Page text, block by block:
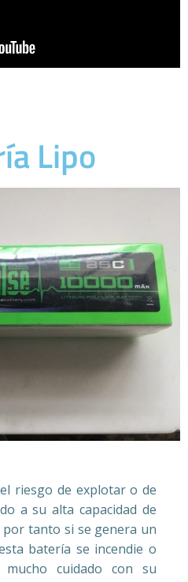
Lipo
riesgo de explotar o de
a su alta capacidad de
tanto si se genera un
batería se incendie o
cuidado con su